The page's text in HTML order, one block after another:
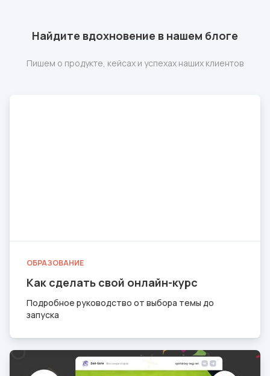
Найдите вдохновение в нашем блоге
Пишем о продукте, кейсах и успехах наших клиентов
ОБРАЗОВАНИЕ
Как сделать свой онлайн-курс
Подробное руководство от выбора темы до
запуска